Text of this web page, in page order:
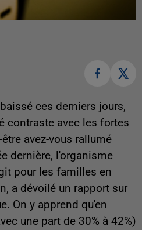
ces derniers jours,
contraste avec les fortes
avez-vous rallumé
dernière, l'organisme
pour les familles en
a dévoilé un rapport sur
On y apprend qu'en
une part de 30% à 42%)